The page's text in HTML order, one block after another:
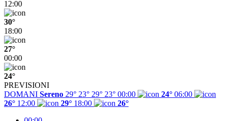
12:00
30°
18:00
27°
00:00
24°
PREVISIONI
DOMANI Sereno 29° 23° 29° 23° 00:00 24° 06:00
26° 12:00 29° 18:00
26°